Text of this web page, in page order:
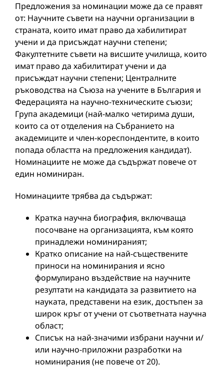
Предложения за номинации може да се правят
от: Научните съвети на научни организации в
страната, които имат право да хабилитират
учени и да присъждат научни степени;
Факултетните съвети на висшите училища, които
имат право да хабилитират учени и да
присъждат научни степени; Централните
ръководства на Съюза на учените в България и
Федерацията на научно-техническите съюзи;
Група академици (най-малко четирима души,
които са от отделения на Събранието на
академиците и член-кореспондентите, в които
попада областта на предложения кандидат).
Номинациите не може да съдържат повече от
един номиниран.
Номинациите трябва да съдържат:
Кратка научна биография, включваща
посочване на организацията, към която
принадлежи номинираният;
Кратко описание на най-съществените
приноси на номинирания и ясно
формулирано въздействие на научните
резултати на кандидата за развитието на
науката, представени на език, достъпен за
широк кръг от учени от съответната научна
област;
Списък на най-значими избрани научни и/
или научно-приложни разработки на
номинирания (не повече от 20).